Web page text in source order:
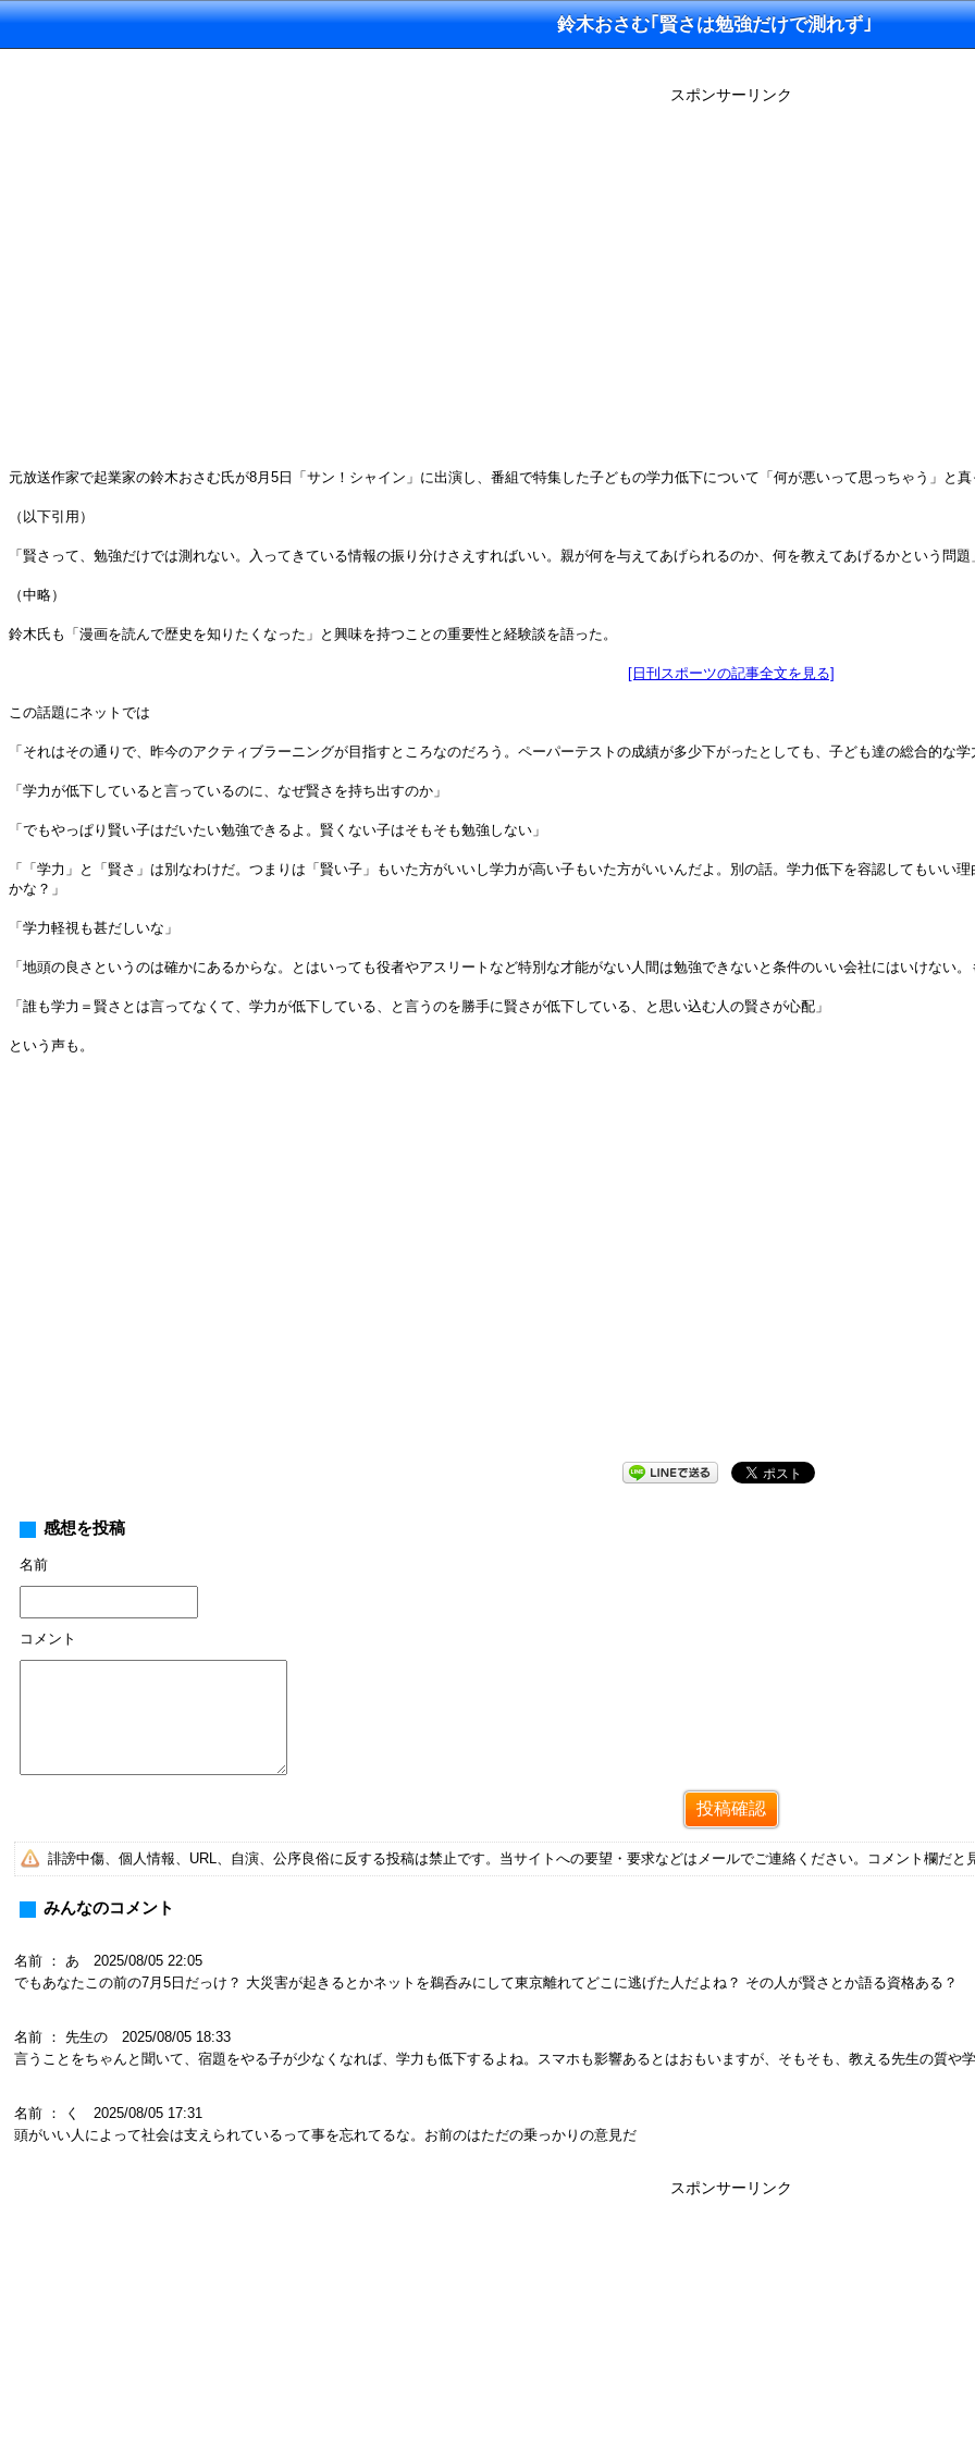
鈴木おさむ｢賢さは勉強だけで測れず｣
スポンサーリンク
元放送作家で起業家の鈴木おさむ氏が8月5日「サン！シャイン」に出演し、番組で特集した子どもの学力低下について「何が悪いって思っちゃう」と真
（以下引用）
「賢さって、勉強だけでは測れない。入ってきている情報の振り分けさえすればいい。親が何を与えてあげられるのか、何を教えてあげるかという問題
（中略）
鈴木氏も「漫画を読んで歴史を知りたくなった」と興味を持つことの重要性と経験談を語った。
[日刊スポーツの記事全文を見る]
この話題にネットでは
「それはその通りで、昨今のアクティブラーニングが目指すところなのだろう。ペーパーテストの成績が多少下がったとしても、子ども達の総合的な
「学力が低下していると言っているのに、なぜ賢さを持ち出すのか」
「でもやっぱり賢い子はだいたい勉強できるよ。賢くない子はそもそも勉強しない」
「「学力」と「賢さ」は別なわけだ。つまりは「賢い子」もいた方がいいし学力が高い子もいた方がいいんだよ。別の話。学力低下を容認してもいい
かな？」
「学力軽視も甚だしいな」
「地頭の良さというのは確かにあるからな。とはいっても役者やアスリートなど特別な才能がない人間は勉強できないと条件のいい会社にはいけない
「誰も学力＝賢さとは言ってなくて、学力が低下している、と言うのを勝手に賢さが低下している、と思い込む人の賢さが心配」
という声も。
感想を投稿
名前
コメント
誹謗中傷、個人情報、URL、自演、公序良俗に反する投稿は禁止です。当サイトへの要望・要求などはメールでご連絡ください。コメント欄だと
みんなのコメント
名前 ： あ 2025/08/05 22:05
でもあなたこの前の7月5日だっけ？ 大災害が起きるとかネットを鵜呑みにして東京離れてどこに逃げた人だよね？ その人が賢さとか語る資格ある？
名前 ： 先生の 2025/08/05 18:33
言うことをちゃんと聞いて、宿題をやる子が少なくなれば、学力も低下するよね。スマホも影響あるとはおもいますが、そもそも、教える先生の質や
名前 ： く 2025/08/05 17:31
頭がいい人によって社会は支えられているって事を忘れてるな。お前のはただの乗っかりの意見だ
スポンサーリンク